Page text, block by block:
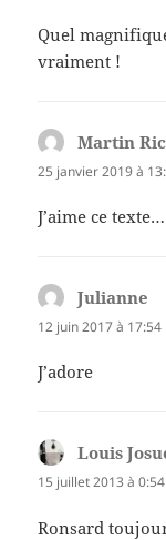
Quel
vraiment !
Martin
25 janvier 2019 à
J’aime ce texte…
Julianne
12 juin 2017 à 17:54
J’adore
Louis
15 juillet 2013 à 0:54
Ronsard